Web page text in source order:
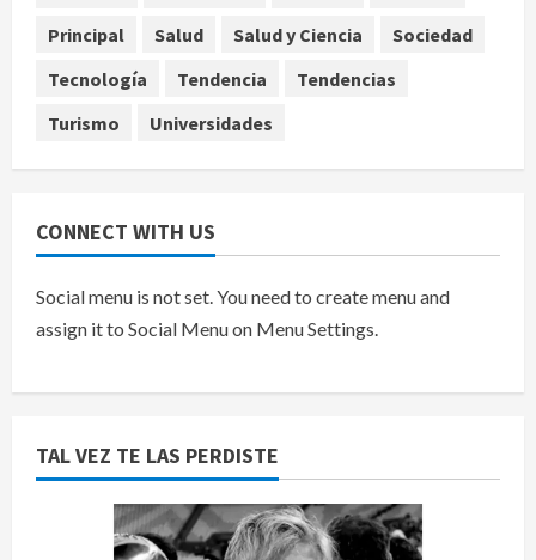
TLC
Principal
Salud Salud y Ciencia
Sociedad
Tecnología
Tendencia
Tendencias
Turismo
Universidades
CONNECT WITH US
Social menu is not set. You need to create menu and
assign it to Social Menu on Menu Settings.
TAL VEZ TE LAS PERDISTE